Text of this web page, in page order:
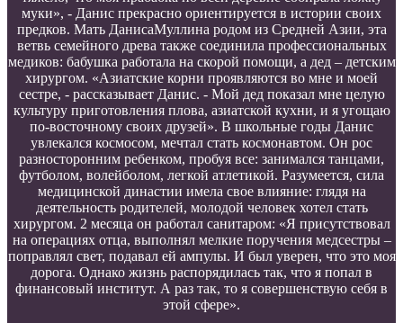
муки», - Данис прекрасно ориентируется в истории своих
предков. Мать ДанисаМуллина родом из Средней Азии, эта
ветвь семейного древа также соединила профессиональных
медиков: бабушка работала на скорой помощи, а дед – детским
хирургом. «Азиатские корни проявляются во мне и моей
сестре, - рассказывает Данис. - Мой дед показал мне целую
культуру приготовления плова, азиатской кухни, и я угощаю
по-восточному своих друзей». В школьные годы Данис
увлекался космосом, мечтал стать космонавтом. Он рос
разносторонним ребенком, пробуя все: занимался танцами,
футболом, волейболом, легкой атлетикой. Разумеется, сила
медицинской династии имела свое влияние: глядя на
деятельность родителей, молодой человек хотел стать
хирургом. 2 месяца он работал санитаром: «Я присутствовал
на операциях отца, выполнял мелкие поручения медсестры –
поправлял свет, подавал ей ампулы. И был уверен, что это моя
дорога. Однако жизнь распорядилась так, что я попал в
финансовый институт. А раз так, то я совершенствую себя в
этой сфере».